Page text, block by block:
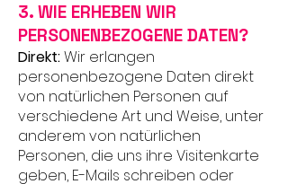
3. WIE ERHEBEN WIR
PERSONENBEZOGENE DATEN?
Direkt:Wir erlangen
personenbezogene Daten direkt
von natürlichen Personen auf
verschiedene Art und Weise, unter
anderem von natürlichen
Personen, die uns ihre Visitenkarte
geben, E-Mails schreiben oder